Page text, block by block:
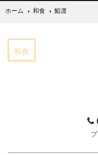
ホーム 和食 鮨凛
和食